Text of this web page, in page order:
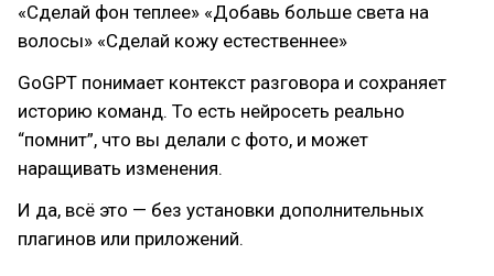
«Сделай фон теплее» «Добавь больше света на
волосы» «Сделай кожу естественнее»
GoGPT понимает контекст разговора и сохраняет
историю команд. То есть нейросеть реально
“помнит”, что вы делали с фото, и может
наращивать изменения.
И да, всё это — без установки дополнительных
плагинов или приложений.